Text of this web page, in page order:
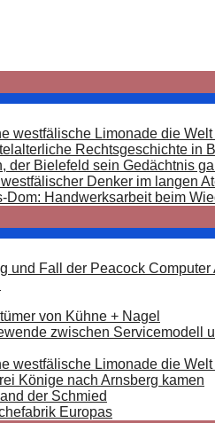
westfälische Limonade die Welt
Rechtsgeschichte in
der Bielefeld sein Gedächtnis
Denker im langen
Dom: Handwerksarbeit beim
und Fall der Peacock
von Kühne + Nagel
zwischen Servicemodell
westfälische Limonade die Welt
Könige nach Arnsberg kamen
der Schmied
Europas